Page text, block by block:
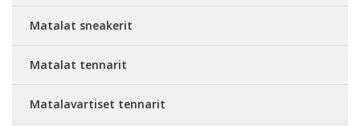
Matalat sneakerit
Matalat tennarit
Matalavartiset tennarit